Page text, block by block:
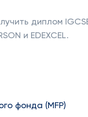
диплом
и EDEXCEL.
фонда (MFP)